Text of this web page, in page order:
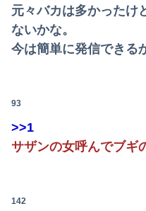
元々バカは多かったけ
ないかな。
今は簡単に発信できる
93
>>1
サザンの女呼んでブギ
142